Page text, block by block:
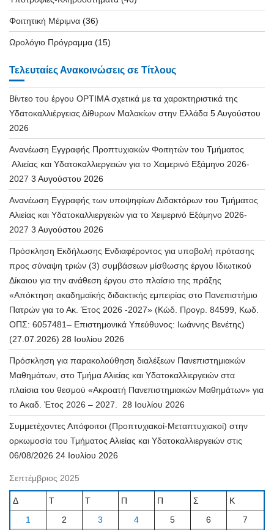
Φοιτητική Μέριμνα (36)
Ωρολόγιο Πρόγραμμα (15)
Τελευταίες Ανακοινώσεις σε Τίτλους
Βίντεο του έργου OPTIMA σχετικά με τα χαρακτηριστικά της
Υδατοκαλλιέργειας Δίθυρων Μαλακίων στην Ελλάδα 5 Αυγούστου
2026
Ανανέωση Εγγραφής Προπτυχιακών Φοιτητών του Τμήματος
Αλιείας και Υδατοκαλλιεργειών για το Χειμερινό Εξάμηνο 2026-
2027 3 Αυγούστου 2026
Ανανέωση Εγγραφής των υποψηφίων Διδακτόρων του Τμήματος
Αλιείας και Υδατοκαλλιεργειών για το Χειμερινό Εξάμηνο 2026-
2027 3 Αυγούστου 2026
Πρόσκληση Εκδήλωσης Ενδιαφέροντος για υποβολή πρότασης
προς σύναψη τριών (3) συμβάσεων μίσθωσης έργου Ιδιωτικού
Δίκαιου για την ανάθεση έργου στο πλαίσιο της πράξης
«Απόκτηση ακαδημαϊκής διδακτικής εμπειρίας στο Πανεπιστήμιο
Πατρών για το Ακ. Έτος 2026 -2027» (Κώδ. Προγρ. 84599, Κωδ.
ΟΠΣ: 6057481– Επιστημονικά Υπεύθυνος: Ιωάννης Βενέτης)
(27.07.2026) 28 Ιουλίου 2026
Πρόσκληση για παρακολούθηση διαλέξεων Πανεπιστημιακών
Μαθημάτων, στο Τμήμα Αλιείας και Υδατοκαλλιεργειών στα
πλαίσια του θεσμού «Ακροατή Πανεπιστημιακών Μαθημάτων» για
το Ακαδ. Έτος 2026 – 2027.
28 Ιουλίου 2026
Συμμετέχοντες Απόφοιτοι (Προπτυχιακοί-Μεταπτυχιακοί) στην
ορκωμοσία του Τμήματος Αλιείας και Υδατοκαλλιεργειών στις
06/08/2026 24 Ιουλίου 2026
Σεπτέμβριος 2025
Δ Τ Τ Π Π Σ
Κ
1
2 3 4 5 6
7